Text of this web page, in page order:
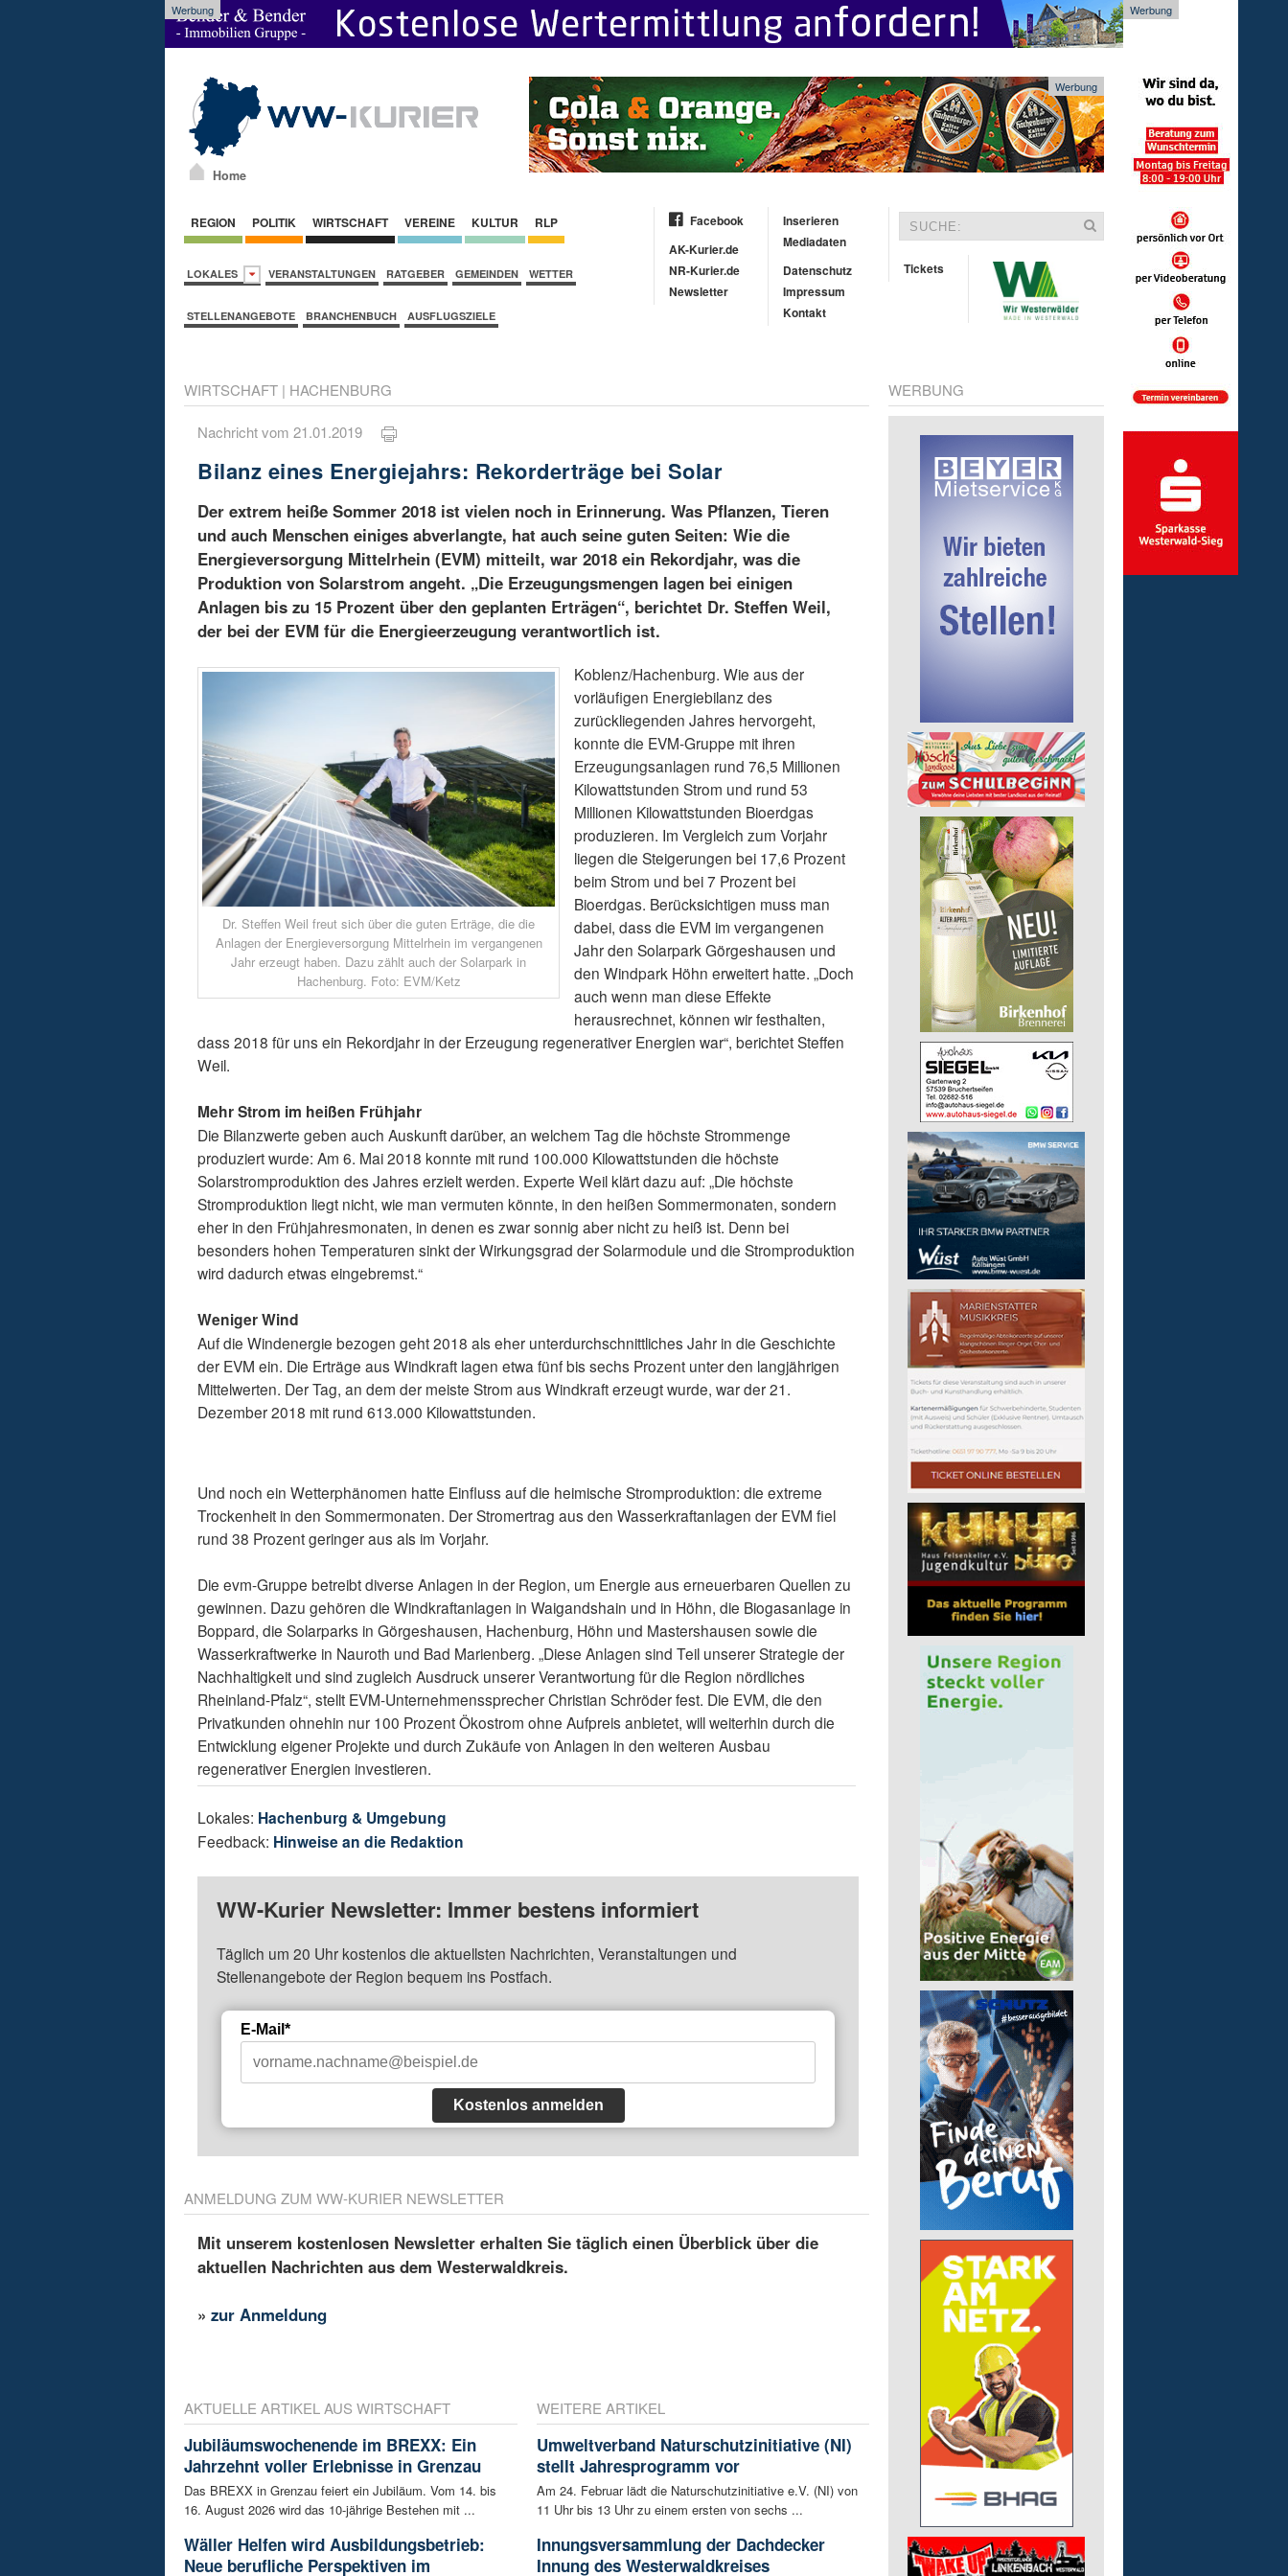
Werbung Werbung
Home
Werbung
REGION POLITIK WIRTSCHAFT VEREINE KULTUR RLP
LOKALES VERANSTALTUNGEN RATGEBER GEMEINDEN WETTER
STELLENANGEBOTE BRANCHENBUCH AUSFLUGSZIELE
Facebook
AK-Kurier.de
NR-Kurier.de
Newsletter
Inserieren
Mediadaten
Datenschutz
Impressum
Kontakt
Tickets
WIRTSCHAFT | HACHENBURG
Nachricht vom 21.01.2019
Bilanz eines Energiejahrs: Rekorderträge bei Solar
Der extrem heiße Sommer 2018 ist vielen noch in Erinnerung. Was Pflanzen, Tieren
und auch Menschen einiges abverlangte, hat auch seine guten Seiten: Wie die
Energieversorgung Mittelrhein (EVM) mitteilt, war 2018 ein Rekordjahr, was die
Produktion von Solarstrom angeht. „Die Erzeugungsmengen lagen bei einigen
Anlagen bis zu 15 Prozent über den geplanten Erträgen“, berichtet Dr. Steffen Weil,
der bei der EVM für die Energieerzeugung verantwortlich ist.
Dr. Steffen Weil freut sich über die guten Erträge, die die
Anlagen der Energieversorgung Mittelrhein im vergangenen
Jahr erzeugt haben. Dazu zählt auch der Solarpark in
Hachenburg. Foto: EVM/Ketz
Koblenz/Hachenburg. Wie aus der
vorläufigen Energiebilanz des
zurückliegenden Jahres hervorgeht,
konnte die EVM-Gruppe mit ihren
Erzeugungsanlagen rund 76,5 Millionen
Kilowattstunden Strom und rund 53
Millionen Kilowattstunden Bioerdgas
produzieren. Im Vergleich zum Vorjahr
liegen die Steigerungen bei 17,6 Prozent
beim Strom und bei 7 Prozent bei
Bioerdgas. Berücksichtigen muss man
dabei, dass die EVM im vergangenen
Jahr den Solarpark Görgeshausen und
den Windpark Höhn erweitert hatte. „Doch
auch wenn man diese Effekte
herausrechnet, können wir festhalten,
dass 2018 für uns ein Rekordjahr in der Erzeugung regenerativer Energien war“, berichtet Steffen
Weil.
Mehr Strom im heißen Frühjahr
Die Bilanzwerte geben auch Auskunft darüber, an welchem Tag die höchste Strommenge
produziert wurde: Am 6. Mai 2018 konnte mit rund 100.000 Kilowattstunden die höchste
Solarstromproduktion des Jahres erzielt werden. Experte Weil klärt dazu auf: „Die höchste
Stromproduktion liegt nicht, wie man vermuten könnte, in den heißen Sommermonaten, sondern
eher in den Frühjahresmonaten, in denen es zwar sonnig aber nicht zu heiß ist. Denn bei
besonders hohen Temperaturen sinkt der Wirkungsgrad der Solarmodule und die Stromproduktion
wird dadurch etwas eingebremst.“
Weniger Wind
Auf die Windenergie bezogen geht 2018 als eher unterdurchschnittliches Jahr in die Geschichte
der EVM ein. Die Erträge aus Windkraft lagen etwa fünf bis sechs Prozent unter den langjährigen
Mittelwerten. Der Tag, an dem der meiste Strom aus Windkraft erzeugt wurde, war der 21.
Dezember 2018 mit rund 613.000 Kilowattstunden.
Und noch ein Wetterphänomen hatte Einfluss auf die heimische Stromproduktion: die extreme
Trockenheit in den Sommermonaten. Der Stromertrag aus den Wasserkraftanlagen der EVM fiel
rund 38 Prozent geringer aus als im Vorjahr.
Die evm-Gruppe betreibt diverse Anlagen in der Region, um Energie aus erneuerbaren Quellen zu
gewinnen. Dazu gehören die Windkraftanlagen in Waigandshain und in Höhn, die Biogasanlage in
Boppard, die Solarparks in Görgeshausen, Hachenburg, Höhn und Mastershausen sowie die
Wasserkraftwerke in Nauroth und Bad Marienberg. „Diese Anlagen sind Teil unserer Strategie der
Nachhaltigkeit und sind zugleich Ausdruck unserer Verantwortung für die Region nördliches
Rheinland-Pfalz“, stellt EVM-Unternehmenssprecher Christian Schröder fest. Die EVM, die den
Privatkunden ohnehin nur 100 Prozent Ökostrom ohne Aufpreis anbietet, will weiterhin durch die
Entwicklung eigener Projekte und durch Zukäufe von Anlagen in den weiteren Ausbau
regenerativer Energien investieren.
Lokales: Hachenburg & Umgebung
Feedback: Hinweise an die Redaktion
WW-Kurier Newsletter: Immer bestens informiert
Täglich um 20 Uhr kostenlos die aktuellsten Nachrichten, Veranstaltungen und
Stellenangebote der Region bequem ins Postfach.
E-Mail*
Kostenlos anmelden
ANMELDUNG ZUM WW-KURIER NEWSLETTER
Mit unserem kostenlosen Newsletter erhalten Sie täglich einen Überblick über die
aktuellen Nachrichten aus dem Westerwaldkreis.
»zur Anmeldung
AKTUELLE ARTIKEL AUS WIRTSCHAFT
Jubiläumswochenende im BREXX: Ein
Jahrzehnt voller Erlebnisse in Grenzau
Das BREXX in Grenzau feiert ein Jubiläum. Vom 14. bis
16. August 2026 wird das 10-jährige Bestehen mit ...
Wäller Helfen wird Ausbildungsbetrieb:
Neue berufliche Perspektiven im
WEITERE ARTIKEL
Umweltverband Naturschutzinitiative (NI)
stellt Jahresprogramm vor
Am 24. Februar lädt die Naturschutzinitiative e.V. (NI) von
11 Uhr bis 13 Uhr zu einem ersten von sechs ...
Innungsversammlung der Dachdecker
Innung des Westerwaldkreises
WERBUNG